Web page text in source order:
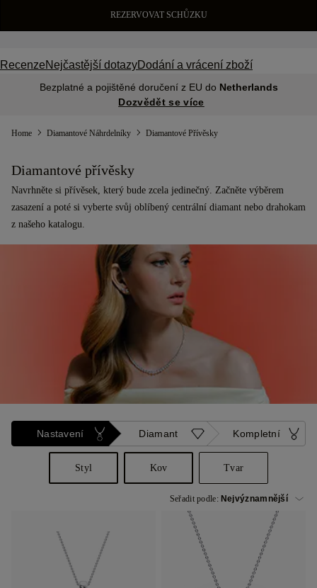
REZERVOVAT SCHŮZKU
RecenzeNejčastější dotazyDodání a vrácení zboží
Bezplatné a pojištěné doručení z EU do Netherlands
Dozvědět se více
Home Diamantové Náhrdelníky Diamantové Přívěsky
Diamantové přívěsky
Navrhněte si přívěsek, který bude zcela jedinečný. Začněte výběrem
zasazení a poté si vyberte svůj oblíbený centrální diamant nebo drahokam
z našeho katalogu.
Nastavení Diamant Kompletní
Styl Kov Tvar
Seřadit podle: